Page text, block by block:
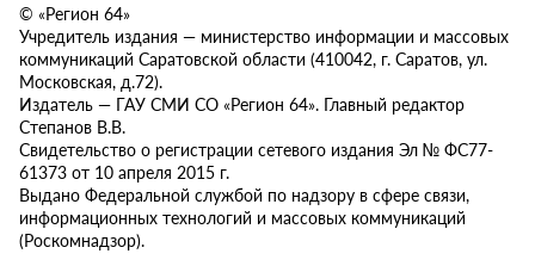
© «Регион 64»
Учредитель издания — министерство информации и массовых
коммуникаций Саратовской области (410042, г. Саратов, ул.
Московская, д.72).
Издатель — ГАУ СМИ СО «Регион 64». Главный редактор
Степанов В.В.
Свидетельство о регистрации сетевого издания Эл № ФС77-
61373 от 10 апреля 2015 г.
Выдано Федеральной службой по надзору в сфере связи,
информационных технологий и массовых коммуникаций
(Роскомнадзор).